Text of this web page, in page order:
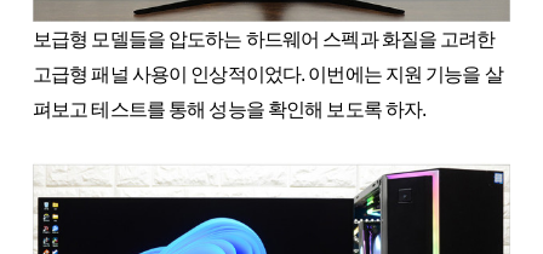
보급형 모델들을 압도하는 하드웨어 스펙과 화질을 고려한
고급형 패널 사용이 인상적이었다. 이번에는 지원 기능을 살
펴보고 테스트를 통해 성능을 확인해 보도록 하자.